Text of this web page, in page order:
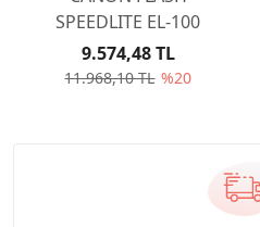
SPEEDLITE EL-100
11.968,10 TL %20
9.574,48 TL